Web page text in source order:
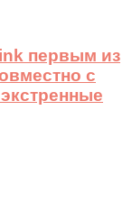
первым из
с